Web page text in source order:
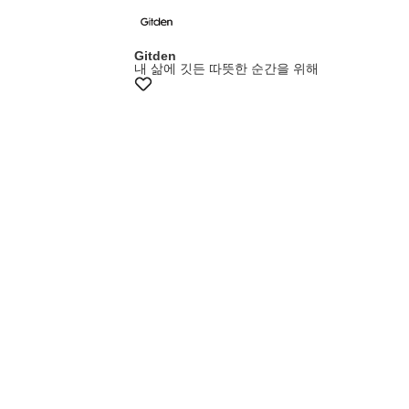
멤버스15%쿠폰
Gitden
내 삶에 깃든 따뜻한 순간을 위해